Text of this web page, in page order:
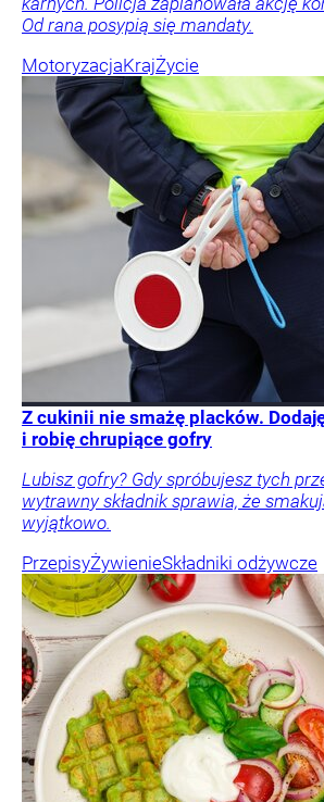
Od rana posypią się mandaty.
MotoryzacjaKrajŻycie
Z cukinii nie smażę placków.
i robię chrupiące gofry
Lubisz gofry? Gdy spróbujesz tych
wytrawny składnik sprawia, że
wyjątkowo.
PrzepisyŻywienieSkładniki odżywcze